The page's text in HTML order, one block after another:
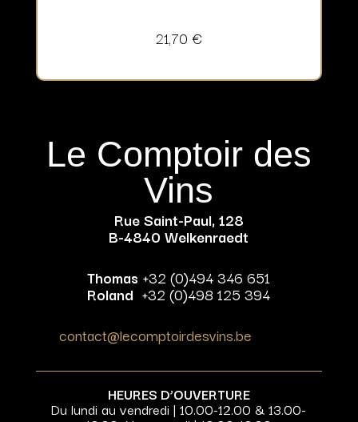
21,70 €
Le Comptoir des
Vins
Rue Saint-Paul, 128
B-4840 Welkenraedt
Thomas +32 (0)494 346 651
Roland +32 (0)498 125 394
contact@lecomptoirdesvins.be
HEURES D’OUVERTURE
Du lundi au vendredi | 10.00-12.00 & 13.00-